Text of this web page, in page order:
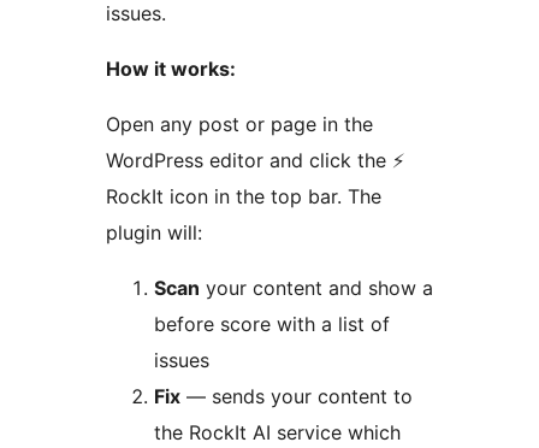
issues.
How it works:
Open any post or page in the
WordPress editor and click the ⚡
RockIt icon in the top bar. The
plugin will:
Scan your content and show a
before score with a list of
issues
Fix — sends your content to
the RockIt AI service which